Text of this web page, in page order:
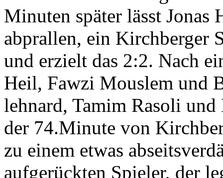
Minuten später lässt Jonas
abprallen, ein Kirchberger
und erzielt das 2:2. Nach
Heil, Fawzi Mouslem und
lehnard, Tamim Rasoli
der 74.Minute von
zu einem etwas
aufgerückten Spieler, der